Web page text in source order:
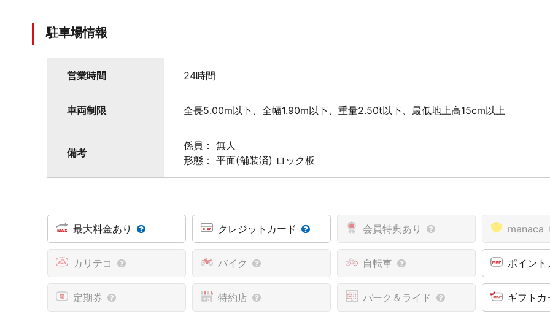
駐車場情報
営業時間 24時間
車両制限 全長5.00m以下、全幅1.90m以下、重量2.50t以下、最低地上高15cm以上
備考
係員： 無人
形態： 平面(舗装済) ロック板
最大料金あり クレジットカード 会員特典あり manaca
カリテコ バイク 自転車 ポイン
定期券 特約店 パーク＆ライド ギフト